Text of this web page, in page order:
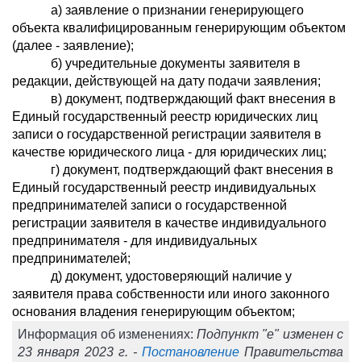
а) заявление о признании генерирующего
объекта квалифицированным генерирующим объектом
(далее - заявление);
б) учредительные документы заявителя в
редакции, действующей на дату подачи заявления;
в) документ, подтверждающий факт внесения в
Единый государственный реестр юридических лиц
записи о государственной регистрации заявителя в
качестве юридического лица - для юридических лиц;
г) документ, подтверждающий факт внесения в
Единый государственный реестр индивидуальных
предпринимателей записи о государственной
регистрации заявителя в качестве индивидуального
предпринимателя - для индивидуальных
предпринимателей;
д) документ, удостоверяющий наличие у
заявителя права собственности или иного законного
основания владения генерирующим объектом;
Информация об изменениях: Подпункт "е" изменен с
23 января 2023 г. -Постановление Правительства